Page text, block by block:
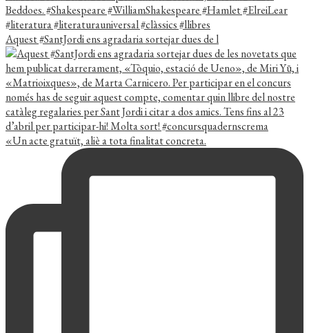
Aquest #SantJordi ens agradaria sortejar dues de l
«Un acte gratuït, aliè a tota finalitat concreta.